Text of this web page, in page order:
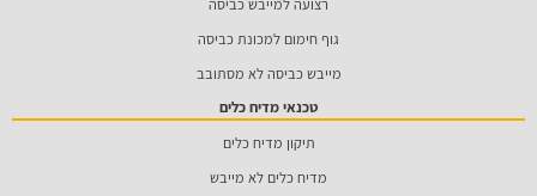
רצועה למייבש כביסה
גוף חימום למכונת כביסה
מייבש כביסה לא מסתובב
טכנאי מדיח כלים
תיקון מדיח כלים
מדיח כלים לא מייבש